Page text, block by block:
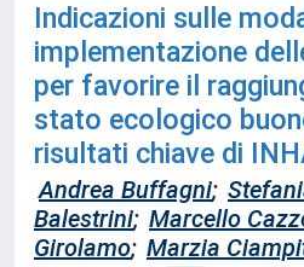
Indicazioni sulle
implementazione
per favorire il
stato ecologico
risultati chiave di
Andrea Buffagni;
Balestrini; Marcello
Girolamo; Marzia